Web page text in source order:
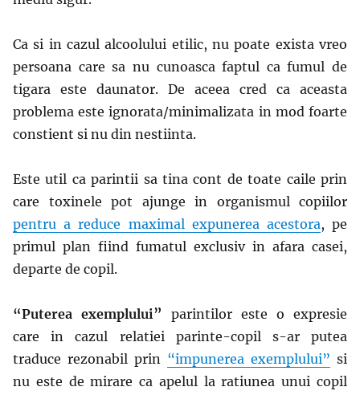
Ca si in cazul alcoolului etilic, nu poate exista vreo
persoana care sa nu cunoasca faptul ca fumul de
tigara este daunator. De aceea cred ca aceasta
problema este ignorata/minimalizata in mod foarte
constient si nu din nestiinta.
Este util ca parintii sa tina cont de toate caile prin
care toxinele pot ajunge in organismul copiilor
pentru a reduce maximal expunerea acestora, pe
primul plan fiind fumatul exclusiv in afara casei,
departe de copil.
“Puterea exemplului” parintilor este o expresie
care in cazul relatiei parinte-copil s-ar putea
traduce rezonabil prin “impunerea exemplului” si
nu este de mirare ca apelul la ratiunea unui copil